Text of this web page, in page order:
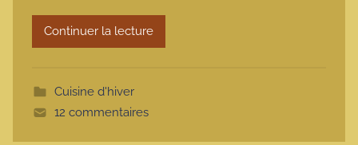
r
Continuer la lecture
Cuisine d'hiver
12 commentaires